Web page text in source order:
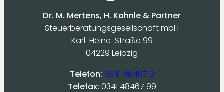
Dr. M. Mertens, H. Kohnle & Partner
Steuerberatungsgesellschaft mbH
Karl-Heine-Straße 99
04229 Leipzig
Telefon: 0341 48467 0
Telefax: 0341 48467 99